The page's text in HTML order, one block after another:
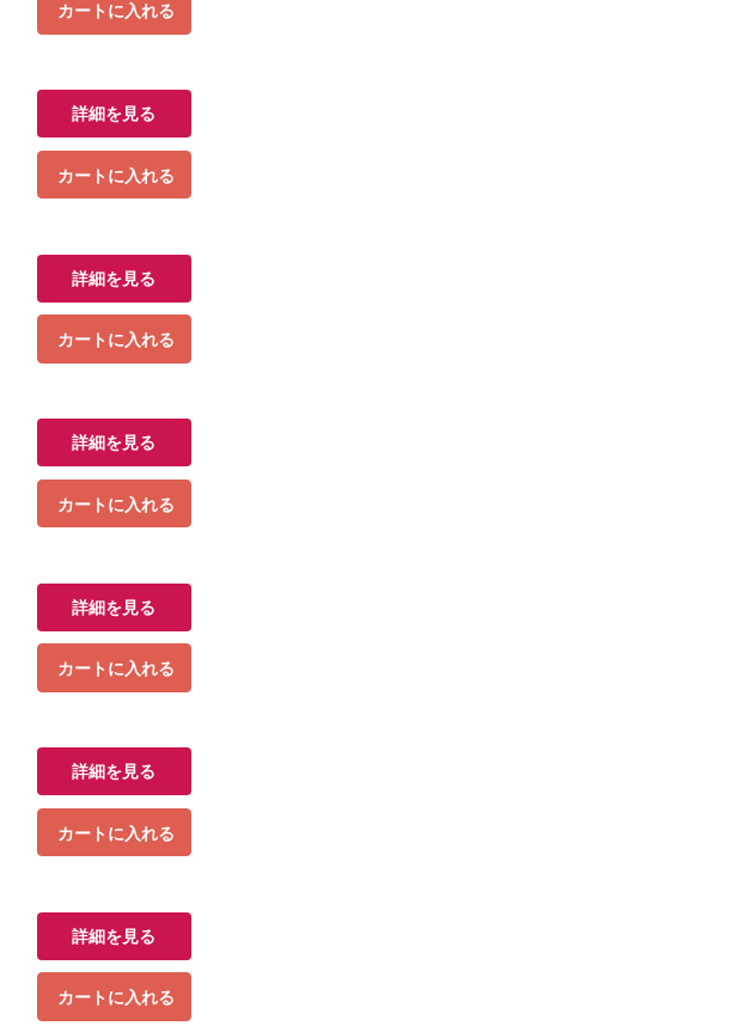
カートに入れる
詳細を見る
カートに入れる
詳細を見る
カートに入れる
詳細を見る
カートに入れる
詳細を見る
カートに入れる
詳細を見る
カートに入れる
詳細を見る
カートに入れる